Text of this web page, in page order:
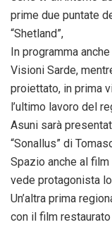
prime due puntate
“Shetland”,
In programma
Visioni Sarde,
proiettato, in prima
l’ultimo lavoro del
Asuni sarà
“Sonallus” di
Spazio anche al film
vede protagonista
Un’altra prima
con il film restaurato